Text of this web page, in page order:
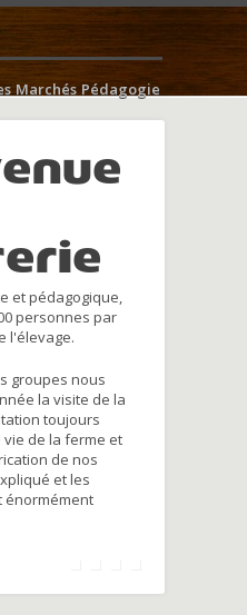
Marchés Pédagogie
et pédagogique,
personnes par
l'élevage.
groupes nous
la visite de la
toujours
vie de la ferme et
de nos
et les
énormément